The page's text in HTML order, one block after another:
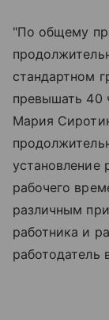
"По общему
стандартном
превышать 40
Мария
установление
рабочего
различным
работника и
работодатель